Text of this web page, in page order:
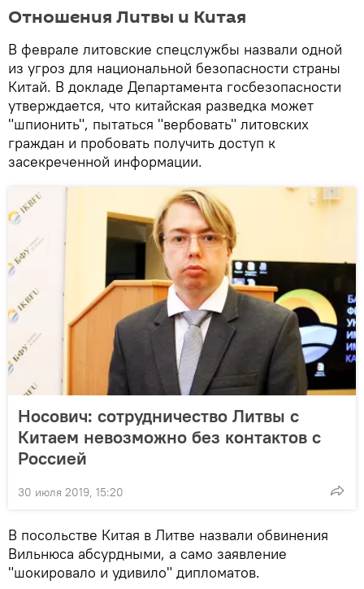
Отношения Литвы и Китая
В феврале литовские спецслужбы назвали одной
из угроз для национальной безопасности страны
Китай. В докладе Департамента госбезопасности
утверждается, что китайская разведка может
"шпионить", пытаться "вербовать" литовских
граждан и пробовать получить доступ к
засекреченной информации.
Носович: сотрудничество Литвы с
Китаем невозможно без контактов с
Россией
30 июля 2019, 15:20
В посольстве Китая в Литве назвали обвинения
Вильнюса абсурдными, а само заявление
"шокировало и удивило" дипломатов.